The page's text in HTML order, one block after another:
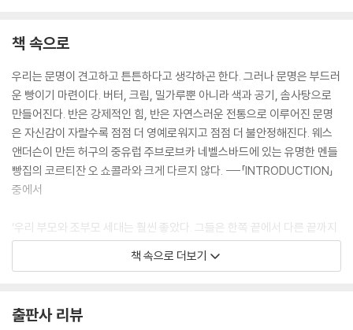
책 속으로
우리는 문명이 견고하고 튼튼하다고 생각하곤 한다. 그러나 문명은 부드러
운 빵이기 마련이다. 버터, 크림, 밀가루뿐 아니라 색과 공기, 솜사탕으로
만들어진다. 반은 강제적인 힘, 반은 자연스러운 전통으로 이루어진 문명
은 자신감이 자랄수록 점점 더 영예로워지고 점점 더 불안정해진다. 웨스
앤더슨이 만든 허구의 중유럽 주브로브카 네벨스바드에 있는 유명한 멘들
빵집의 코르티잔 오 쇼콜라와 크게 다르지 않다. ---「INTRODUCTION」
중에서
‘우리 부모와 조부모 세대는 훨씬 좋았다. 그들은 한쪽 끝에서 다른 끝까지
깔끔한 일직선으로 조용한 삶을 살았다. 그래서 나는 그들이 부러운가? 잘
모르겠다. 그들은 진짜 고통에서, 악의와 운명의 힘에서 멀리 떨어져 꾸벅
한 공포를 늘 새롭게 신경마다 느껴야 한다. 우리 삶의 매 시간은 세계의 운
책 속으로 더보기
출판사 리뷰